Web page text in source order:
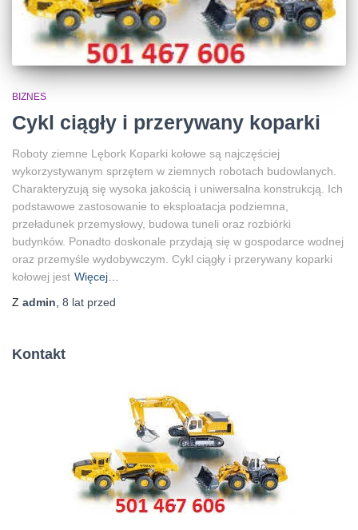
BIZNES
Cykl ciągły i przerywany koparki
Roboty ziemne Lębork Koparki kołowe są najczęściej
wykorzystywanym sprzętem w ziemnych robotach budowlanych.
Charakteryzują się wysoka jakością i uniwersalna konstrukcją. Ich
podstawowe zastosowanie to eksploatacja podziemna,
przeładunek przemysłowy, budowa tuneli oraz rozbiórki
budynków. Ponadto doskonale przydają się w gospodarce wodnej
oraz przemyśle wydobywczym. Cykl ciągły i przerywany koparki
kołowej jest Więcej…
Z admin 8 lat przed
Kontakt